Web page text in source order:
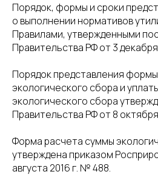
Порядок, формы и сроки
о выполнении нормативов
Правилами, утвержденными
Правительства РФ от 3
Порядок представления
экологического сбора и
экологического сбора
Правительства РФ от 8
Форма расчета суммы
утверждена приказом
августа 2016 г. № 488.